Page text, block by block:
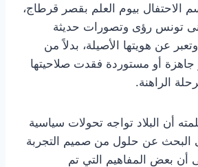
بيوم العلم بقصر قرطاج،
تونس رؤى وتصورات حديثة
عن هويتها الأصيلة، بدلاً من
جاهزة أو مستوردة فقدت صلاحيتها
الراهنة.
أن البلاد تواجه تحولات سياسية
البحث عن حلول من صميم التجربة
أن بعض المفاهيم التي تم